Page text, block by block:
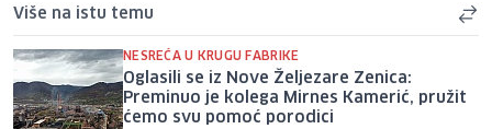
Više na istu temu
NESREĆA U KRUGU FABRIKE
Oglasili se iz Nove Željezare Zenica:
Preminuo je kolega Mirnes Kamerić, pružit
ćemo svu pomoć porodici